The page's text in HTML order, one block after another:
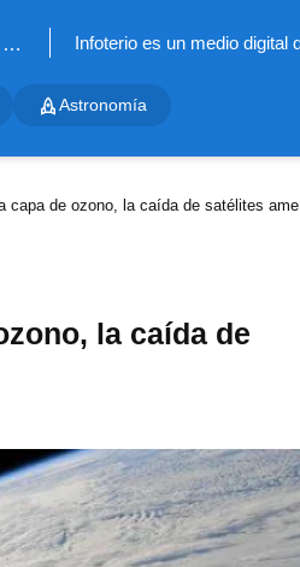
Infoterio - Noticias científicas que explican el mundo
Astronomía
ozono, la caída de satélites amenaza su recuperación
la caída de